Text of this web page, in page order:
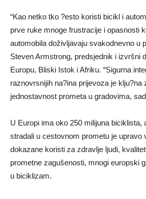
“Kao netko tko ?esto koristi bicikl i
prve ruke mnoge frustracije i opasnosti
automobila doživljavaju svakodnevno u
Steven Armstrong, predsjednik i izvršni
Europu, Bliski Istok i Afriku. “Sigurna
raznovrsnijih na?ina prijevoza je klju?na
jednostavnost prometa u gradovima,
U Europi ima oko 250 milijuna biciklista,
stradali u cestovnom prometu je upravo
dokazane koristi za zdravlje ljudi,
prometne zagušenosti, mnogi europski
u biciklizam.